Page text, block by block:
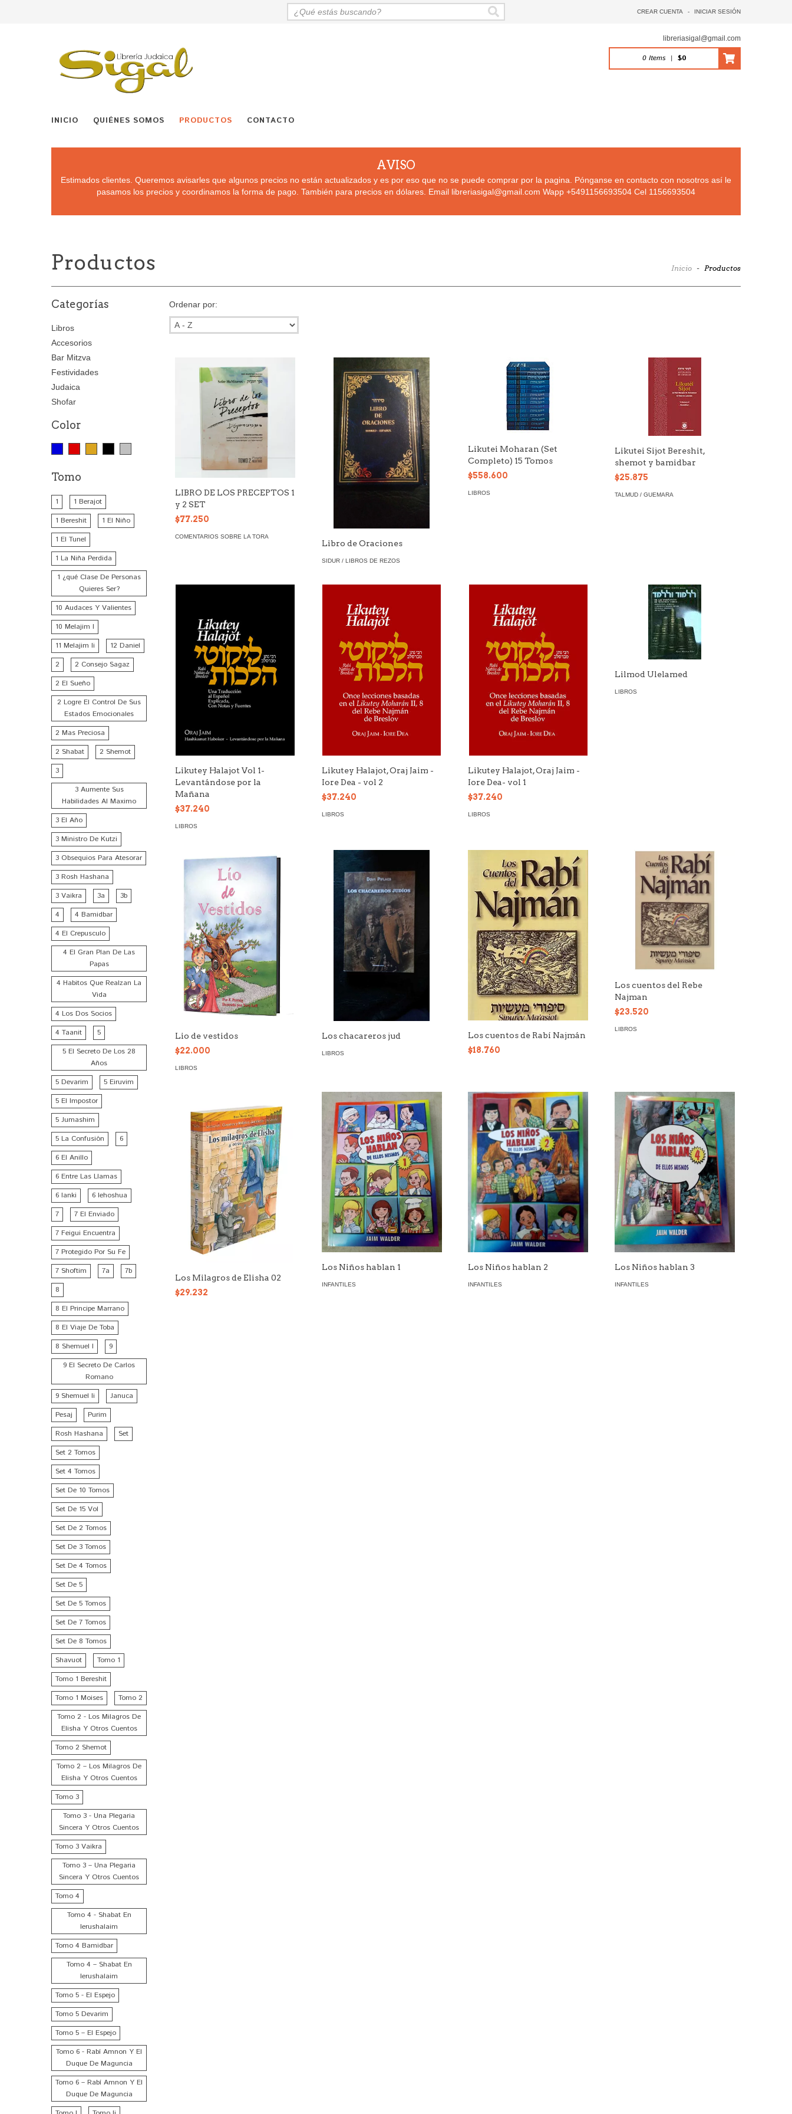
CREAR CUENTA - INICIAR SESIÓN
libreriasigal@gmail.com
0 Items | $0
INICIO QUIÉNES SOMOS PRODUCTOS CONTACTO
AVISO
Estimados clientes. Queremos avisarles que algunos precios no están actualizados y es por eso que no se puede comprar por la pagina. Pónganse en contacto con nosotros así le
pasamos los precios y coordinamos la forma de pago. También para precios en dólares. Email libreriasigal@gmail.com Wapp +5491156693504 Cel 1156693504
Productos Inicio - Productos
Categorías
Libros
Accesorios
Bar Mitzva
Festividades
Judaica
Shofar
Color
Tomo
1
1 Berajot
1 Bereshit
1 El Niño
1 El Tunel
1 La Niña Perdida
1 ¿qué Clase De Personas
Quieres Ser?
10 Audaces Y Valientes
10 Melajim I
11 Melajim Ii
12 Daniel
2
2 Consejo Sagaz
2 El Sueño
2 Logre El Control De Sus
Estados Emocionales
2 Mas Preciosa
2 Shabat
2 Shemot
3
3 Aumente Sus
Habilidades Al Maximo
3 El Año
3 Ministro De Kutzi
3 Obsequios Para Atesorar
3 Rosh Hashana
3 Vaikra
3a
3b
4
4 Bamidbar
4 El Crepusculo
4 El Gran Plan De Las
Papas
4 Habitos Que Realzan La
Vida
4 Los Dos Socios
4 Taanit
5
5 El Secreto De Los 28
Años
5 Devarim
5 Eiruvim
5 El Impostor
5 Jumashim
5 La Confusión
6
6 El Anillo
6 Entre Las Llamas
6 Ianki
6 Iehoshua
7
7 El Enviado
7 Feigui Encuentra
7 Protegido Por Su Fe
7 Shoftim
7a
7b
8
8 El Principe Marrano
8 El Viaje De Toba
8 Shemuel I
9
9 El Secreto De Carlos
Romano
9 Shemuel Ii
Januca
Pesaj
Purim
Rosh Hashana
Set
Set 2 Tomos
Set 4 Tomos
Set De 10 Tomos
Set De 15 Vol
Set De 2 Tomos
Set De 3 Tomos
Set De 4 Tomos
Set De 5
Set De 5 Tomos
Set De 7 Tomos
Set De 8 Tomos
Shavuot
Tomo 1
Tomo 1 Bereshit
Tomo 1 Moises
Tomo 2
Tomo 2 - Los Milagros De
Elisha Y Otros Cuentos
Tomo 2 Shemot
Tomo 2 – Los Milagros De
Elisha Y Otros Cuentos
Tomo 3
Tomo 3 - Una Plegaria
Sincera Y Otros Cuentos
Tomo 3 Vaikra
Tomo 3 – Una Plegaria
Sincera Y Otros Cuentos
Tomo 4
Tomo 4 - Shabat En
Ierushalaim
Tomo 4 Bamidbar
Tomo 4 – Shabat En
Ierushalaim
Tomo 5 - El Espejo
Tomo 5 Devarim
Tomo 5 – El Espejo
Tomo 6 - Rabí Amnon Y El
Duque De Maguncia
Tomo 6 – Rabí Amnon Y El
Duque De Maguncia
Ordenar por:
LIBRO DE LOS PRECEPTOS 1
y 2 SET
$77.250
COMENTARIOS SOBRE LA TORA
Libro de Oraciones
SIDUR / LIBROS DE REZOS
Likutei Moharan (Set
Completo) 15 Tomos
$558.600
LIBROS
Likutei Sijot Bereshit,
shemot y bamidbar
$25.875
TALMUD / GUEMARA
Likutey Halajot Vol 1-
Levantándose por la
Mañana
$37.240
LIBROS
Likutey Halajot, Oraj Jaim -
Iore Dea - vol 2
$37.240
LIBROS
Likutey Halajot, Oraj Jaim -
Iore Dea- vol 1
$37.240
LIBROS
Lilmod Ulelamed
LIBROS
Lio de vestidos
$22.000
LIBROS
Los chacareros jud
LIBROS
Los cuentos de Rabí Najmán
$18.760
Los cuentos del Rebe
Najman
$23.520
LIBROS
Los Milagros de Elisha 02
$29.232
Los Niños hablan 1
INFANTILES
Los Niños hablan 2
INFANTILES
Los Niños hablan 3
INFANTILES